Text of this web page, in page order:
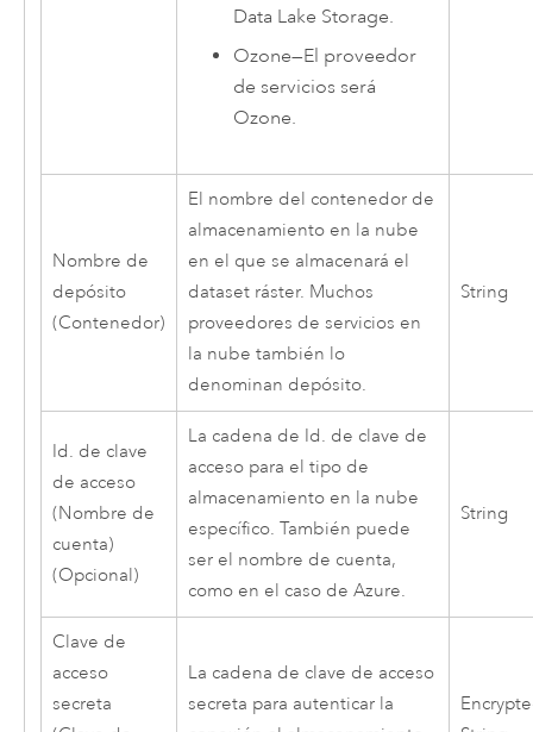
Data Lake Storage.
Ozone—El proveedor
de servicios será
Ozone.
Nombre de
depósito
(Contenedor)
El nombre del contenedor de
almacenamiento en la nube
en el que se almacenará el
dataset ráster. Muchos
proveedores de servicios en
la nube también lo
denominan depósito.
String
Id. de clave
de acceso
(Nombre de
cuenta)
(Opcional)
La cadena de Id. de clave de
acceso para el tipo de
almacenamiento en la nube
específico. También puede
ser el nombre de cuenta,
como en el caso de Azure.
String
Clave de
acceso
secreta
La cadena de clave de acceso
secreta para autenticar la